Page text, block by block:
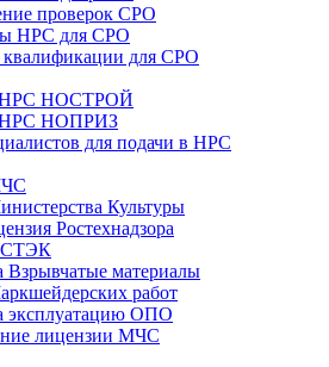
проверок СРО
НРС для СРО
для СРО
НРС НОСТРОЙ
НРС НОПРИЗ
для подачи в НРС
Культуры
Ростехнадзора
Взрывчатые материалы
работ
эксплуатацию ОПО
лицензии МЧС